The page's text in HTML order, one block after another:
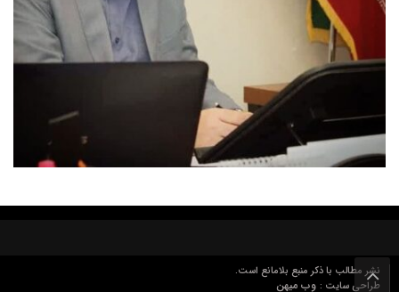
نشر مطالب با ذکر منبع بلامانع است.
طراحی سایت : وب میهن